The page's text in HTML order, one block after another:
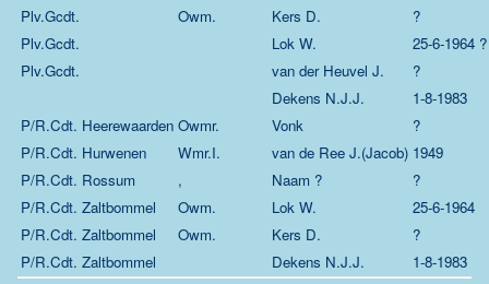
Plv.Gcdt.
Owm. Kers D.
?
Plv.Gcdt.
Lok W.
25-6-1964 ?
Plv.Gcdt.
van der Heuvel J.
?
Dekens N.J.J.
1-8-1983
P/R.Cdt. Heerewaarden Owmr. Vonk
?
P/R.Cdt. Hurwenen
Wmr.I. van de Ree J.(Jacob) 1949
P/R.Cdt. Rossum
, Naam ?
?
P/R.Cdt. Zaltbommel
Owm. Lok W.
25-6-1964
P/R.Cdt. Zaltbommel
Owm. Kers D.
?
P/R.Cdt. Zaltbommel
Dekens N.J.J. 1-8-1983